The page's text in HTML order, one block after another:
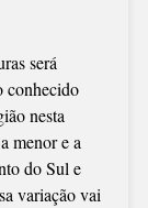
será
conhecido
nesta
menor e a
do Sul e
variação vai